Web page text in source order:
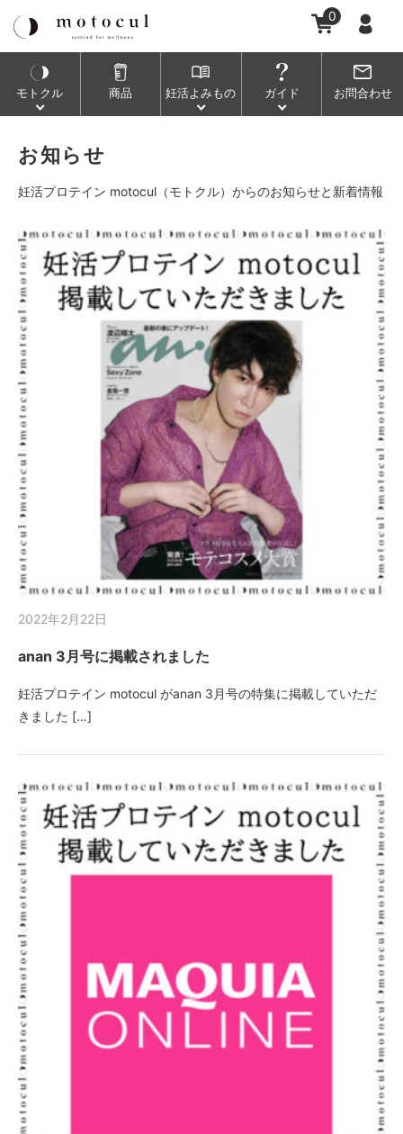
0
モトクル 商品 妊活よみもの ガイド お問合わせ
お知らせ
妊活プロテイン motocul（モトクル）からのお知らせと新着情報
2022年2月22日
anan 3月号に掲載されました
妊活プロテイン motocul がanan 3月号の特集に掲載していただ
きました […]